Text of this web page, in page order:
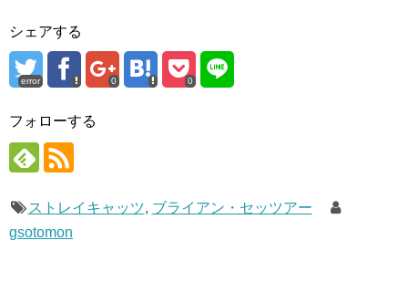
シェアする
error 0 0
フォローする
ストレイキャッツ, ブライアン・セッツアー
gsotomon